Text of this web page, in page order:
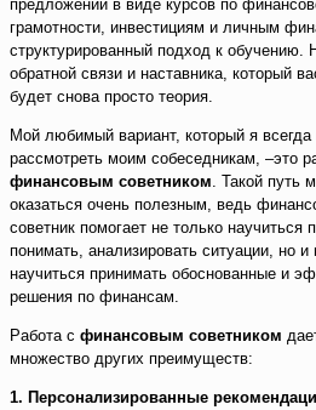
предложений в виде курсов по
грамотности, инвестициям и личным
структурированный подход к обучению.
обратной связи и наставника, который
будет снова просто теория.
Мой любимый вариант, который я
рассмотреть моим собеседникам, –это
финансовым советником. Такой путь
оказаться очень полезным, ведь
советник помогает не только научиться
понимать, анализировать ситуации, но и
научиться принимать обоснованные и
решения по финансам.
Работа с финансовым советником
множество других преимуществ:
1. Персонализированные